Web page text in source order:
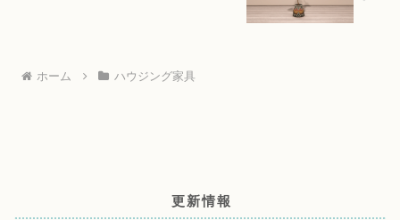
ホーム ハウジング家具
更新情報